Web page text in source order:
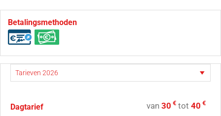
Betalingsmethoden
Dagtarief van 30 € tot 40 €